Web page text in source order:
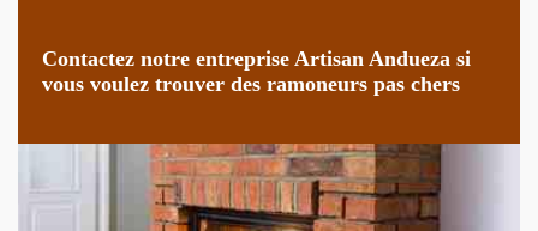
Contactez notre entreprise Artisan Andueza si
vous voulez trouver des ramoneurs pas chers